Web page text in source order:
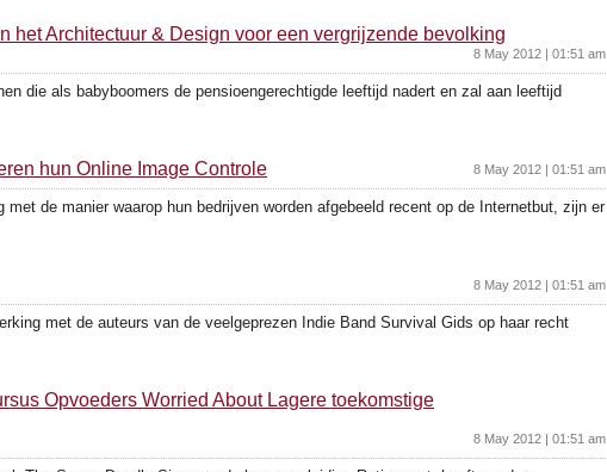
het Architectuur & Design voor een vergrijzende bevolking
8 May 2012 | 01:51 am
die als babyboomers de pensioengerechtigde leeftijd nadert en zal aan leeftijd
hun Online Image Controle 8 May 2012 | 01:51 am
de manier waarop hun bedrijven worden afgebeeld recent op de Internetbut, zijn er
8 May 2012 | 01:51 am
met de auteurs van de veelgeprezen Indie Band Survival Gids op haar recht
Opvoeders Worried About Lagere toekomstige
8 May 2012 | 01:51 am